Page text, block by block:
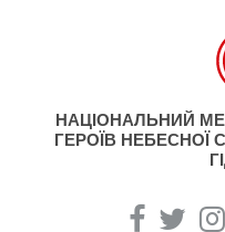
НАЦІОНАЛЬНИЙ
ГЕРОЇВ НЕБЕСНОЇ